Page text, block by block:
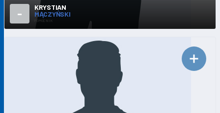
-
KRYSTIAN
MĄCZYŃSKI
POMOCNIK